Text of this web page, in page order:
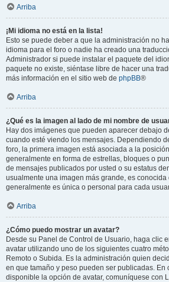
Arriba
¡Mi idioma no está en la lista!
Esto se puede deber a que la administración no
idioma para el foro o nadie ha creado una
Administrador si puede instalar el paquete del
paquete no existe, siéntase libre de hacer una
más información en el sitio web de phpBB®
Arriba
¿Qué es la imagen al lado de mi nombre de
Hay dos imágenes que pueden aparecer debajo
cuando esté viendo los mensajes. Dependiendo
foro, la primera imagen está asociada a la
generalmente en forma de estrellas, bloques o
de mensajes publicados por usted o su estatus
usualmente una imagen más grande, es conocida
generalmente es única o personal para cada
Arriba
¿Cómo puedo mostrar un avatar?
Desde su Panel de Control de Usuario, haga clic
avatar utilizando uno de los siguientes cuatro
Remoto o Subida. Es la administración quien
en que tamaño y peso pueden ser publicadas. En
disponible la opción de avatar, comuníquese con